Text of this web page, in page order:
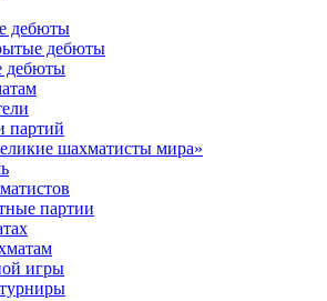
дебюты
дебюты
дебюты
партий
шахматисты мира»
партии
игры